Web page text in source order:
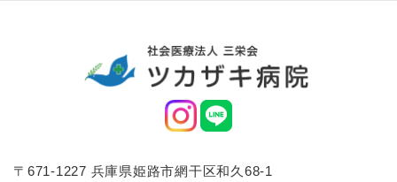
〒671-1227 兵庫県姫路市網干区和久68-1